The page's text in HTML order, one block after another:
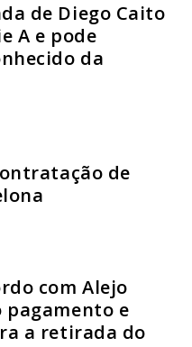
de Diego Caito
A e pode
da
de
com Alejo
e
a retirada do